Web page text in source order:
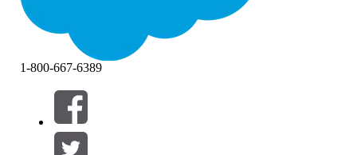
篩選器 (0)
選取篩選
1-800-667-6389